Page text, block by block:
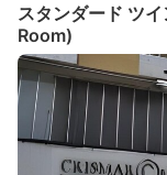
スタンダード ツ
Room)